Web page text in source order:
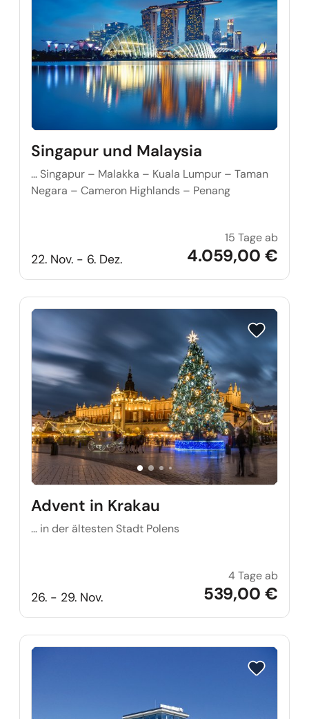
Singapur und Malaysia
… Singapur – Malakka – Kuala Lumpur – Taman
Negara – Cameron Highlands – Penang
22. Nov. - 6. Dez.
15 Tage ab
4.059,00 €
Reise auf
Advent in Krakau
… in der ältesten Stadt Polens
26. - 29. Nov.
4 Tage ab
539,00 €
Reise auf